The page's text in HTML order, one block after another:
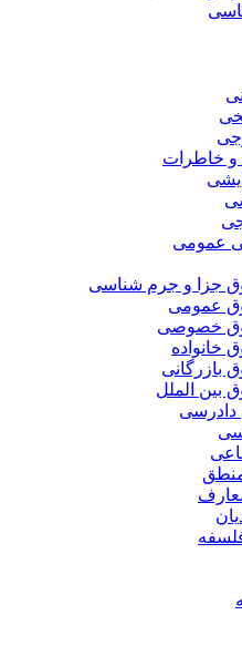
و خاطرات
عمومی
جزا و جرم شناسی
عمومی
خصوصی
خانواده
بازرگانی
بین الملل
دادرسی